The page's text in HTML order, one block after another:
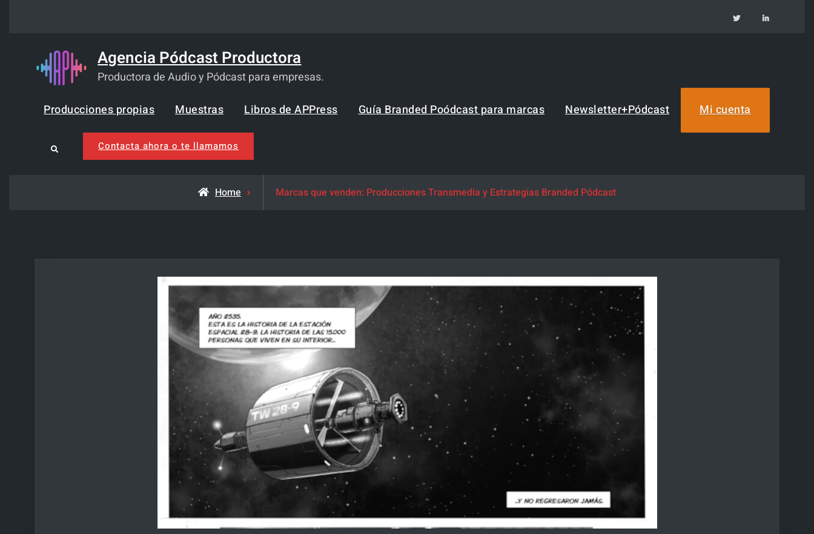
TW IN
Agencia Pódcast Productora
Productora de Audio y Pódcast para empresas.
Producciones propias
Muestras Libros de APPress Guía Branded Poódcast para marcas Newsletter+Pódcast Mi cuenta
Search Contacta ahora o te llamamos
Home Marcas que venden: Producciones Transmedia y Estrategias Branded Pódcast